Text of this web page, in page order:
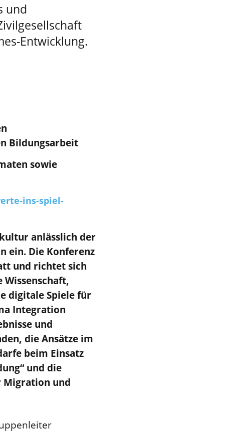
und
Entwicklung.
Bildungsarbeit
sowie
ins-spiel-
anlässlich der
ein. Die Konferenz
und richtet sich
digitale Spiele für
Integration
und
die Ansätze im
beim Einsatz
und die
Migration und